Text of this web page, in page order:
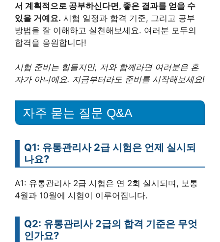
서 계획적으로 공부하신다면, 좋은 결과를 얻을 수
있을 거예요. 시험 일정과 합격 기준, 그리고 공부
방법을 잘 이해하고 실천해보세요. 여러분 모두의
합격을 응원합니다!
시험 준비는 힘들지만, 저와 함께라면 여러분은 혼
자가 아니에요. 지금부터라도 준비를 시작해보세요!
자주 묻는 질문 Q&A
Q1: 유통관리사 2급 시험은 언제 실시되
나요?
A1: 유통관리사 2급 시험은 연 2회 실시되며, 보통
4월과 10월에 시험이 이루어집니다.
Q2: 유통관리사 2급의 합격 기준은 무엇
인가요?